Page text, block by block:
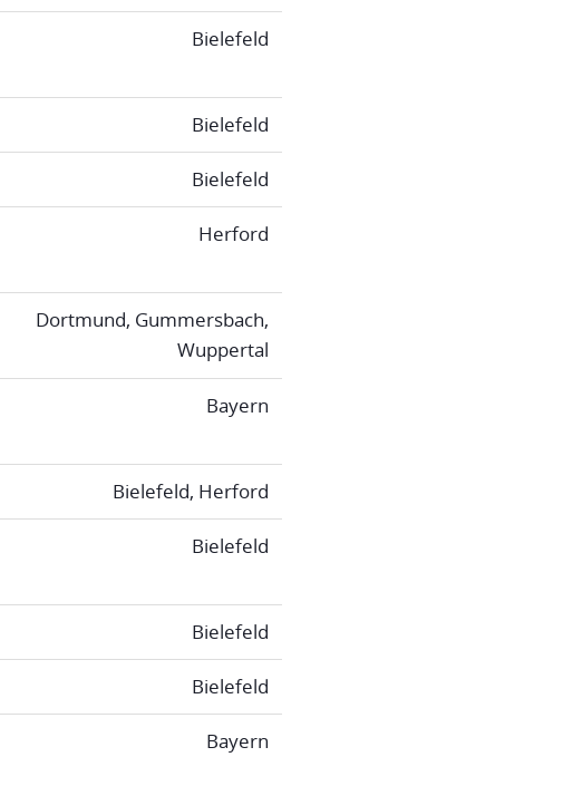
Bielefeld
Bielefeld
Bielefeld
Herford
Dortmund, Gummersbach,
Wuppertal
Bayern
Bielefeld, Herford
Bielefeld
Bielefeld
Bielefeld
Bayern